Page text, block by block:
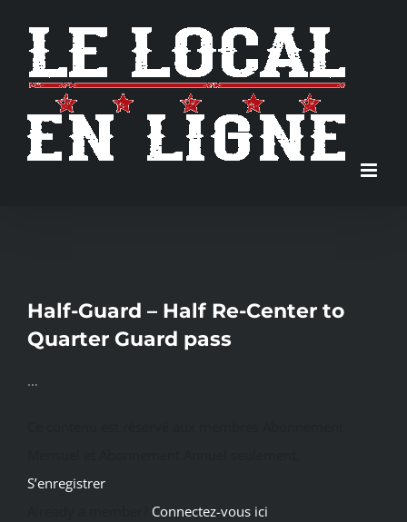
content
Half-Guard – Half Re-Center to
Quarter Guard pass
…
S’enregistrer
Connectez-vous ici